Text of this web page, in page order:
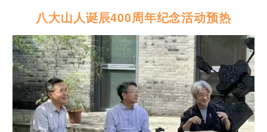
八大山人诞辰400周年纪念活动预热